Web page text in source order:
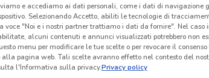
e accediamo ai dati personali, come i dati di navigazione
Selezionando Accetto, abiliti le tecnologie di
voce "Noi e i nostri partner trattiamo i dati da fornire". Nel caso
alcuni contenuti e annunci visualizzati potrebbero non
menu per modificare le tue scelte o per revocare il
pagina web. Tali scelte avranno effetto nel contesto del
l'Informativa sulla privacy.Privacy policy